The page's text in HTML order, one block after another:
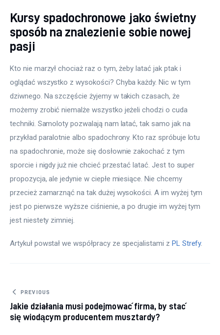
Kursy spadochronowe jako świetny
sposób na znalezienie sobie nowej
pasji
Kto nie marzył chociaż raz o tym, żeby latać jak ptak i
oglądać wszystko z wysokości? Chyba każdy. Nic w tym
dziwnego. Na szczęście żyjemy w takich czasach, że
możemy zrobić niemalże wszystko jeżeli chodzi o cuda
techniki. Samoloty pozwalają nam latać, tak samo jak na
przykład paralotnie albo spadochrony. Kto raz spróbuje lotu
na spadochronie, może się dosłownie zakochać z tym
sporcie i nigdy już nie chcieć przestać latać. Jest to super
propozycja, ale jedynie w ciepłe miesiące. Nie chcemy
przecież zamarznąć na tak dużej wysokości. A im wyżej tym
jest po pierwsze wyższe ciśnienie, a po drugie im wyżej tym
jest niestety zimniej.
Artykuł powstał we współpracy ze specjalistami z PL Strefy.
Nawigacja wpisu
PREVIOUS
Jakie działania musi podejmować firma, by stać
się wiodącym producentem musztardy?